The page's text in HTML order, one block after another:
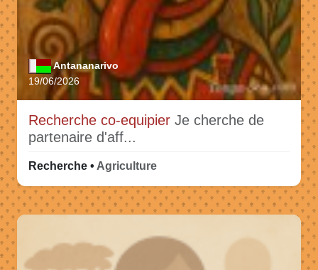
Antananarivo
19/06/2026
Recherche co-equipier Je cherche de
partenaire d'aff...
Recherche • Agriculture